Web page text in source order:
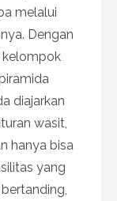
melalui
Dengan
kelompok
diajarkan
wasit,
hanya bisa
yang